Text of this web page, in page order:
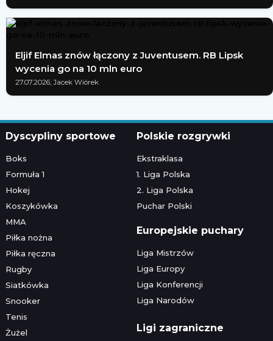
Eljif Elmas znów łączony z Juventusem. RB Lipsk
wycenia go na 10 mln euro
27.07.2026; Jacek Wiórek
Dyscypliny sportowe
Boks
Formuła 1
Hokej
Koszykówka
MMA
Piłka nożna
Piłka ręczna
Rugby
Siatkówka
Snooker
Tenis
Żużel
Polskie rozgrywki
Ekstraklasa
1. Liga Polska
2. Liga Polska
Puchar Polski
Europejskie puchary
Liga Mistrzów
Liga Europy
Liga Konferencji
Liga Narodów
Ligi zagraniczne